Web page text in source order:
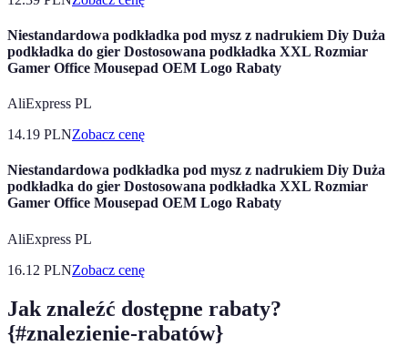
Niestandardowa podkładka pod mysz z nadrukiem Diy Duża
podkładka do gier Dostosowana podkładka XXL Rozmiar
Gamer Office Mousepad OEM Logo Rabaty
AliExpress PL
14.19 PLNZobacz cenę
Niestandardowa podkładka pod mysz z nadrukiem Diy Duża
podkładka do gier Dostosowana podkładka XXL Rozmiar
Gamer Office Mousepad OEM Logo Rabaty
AliExpress PL
16.12 PLNZobacz cenę
Jak znaleźć dostępne rabaty?
{#znalezienie-rabatów}